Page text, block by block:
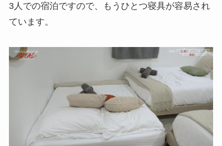
3人での宿泊ですので、もうひとつ寝具が容易され
ています。